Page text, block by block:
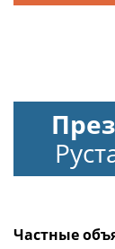
Частные